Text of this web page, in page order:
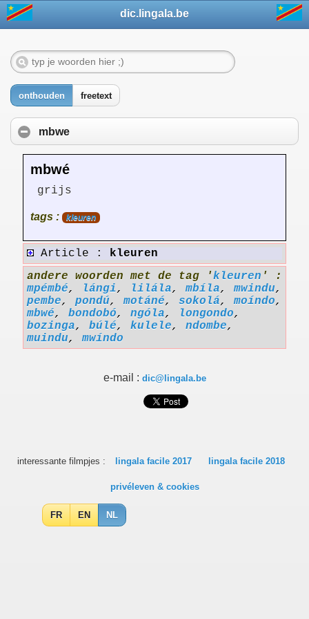
dic.lingala.be
onthouden freetext
mbwe
mbwé
grijs
tags : kleuren
Article : kleuren
andere woorden met de tag 'kleuren ' :
mpémbé, lángi, lilála,mbíla,mwindu,
pembe, pondú,motáné, sokolá,moíndo,
mbwé, bondobó, ngóla, longondo,
bozinga, búlé, kulele, ndombe,
muindu,mwíndo
e-mail : dic@lingala.be
interessante filmpjes : lingala facile 2017 lingala facile 2018
privéleven & cookies
FR EN NL